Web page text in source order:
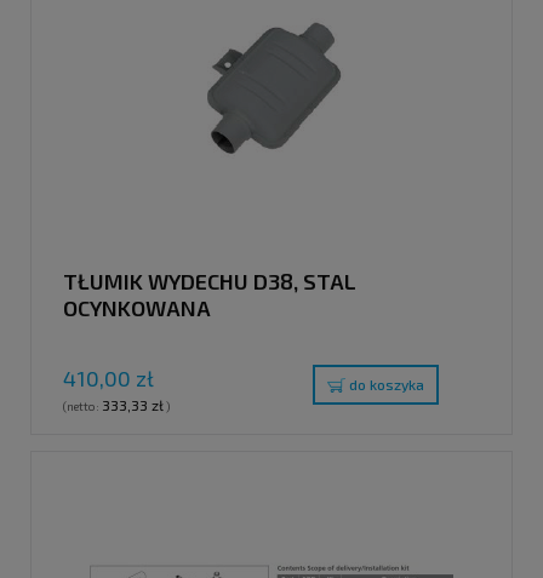
TŁUMIK WYDECHU D38, STAL
OCYNKOWANA
410,00 zł
(netto: 333,33 zł)
do koszyka